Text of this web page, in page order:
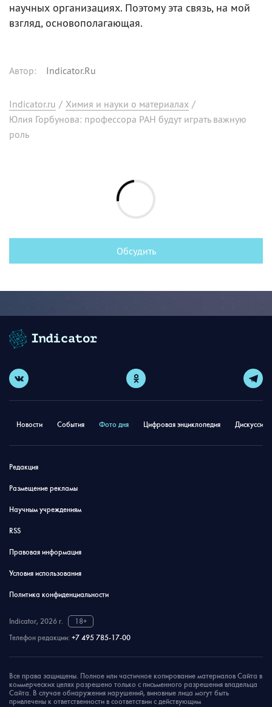
научных организациях. Поэтому эта связь, на мой
взгляд, основополагающая.
Автор: Indicator.Ru
Indicator.ru / Химия и науки о материалах /
Юлия Горбунова: профессора РАН будут играть важную
роль
Обсудить
Новости События Фото дня Цифровая энциклопедия
Редакция
Размещение рекламы
Научным учреждениям
RSS
Правовая информация
Условия использования
Политика конфиденциальности
Indicator, 2026 г.
18+
Телефон редакции: +7 495 785-17-00
Все права защищены. Полное или частичное копирование материалов Сайта в
коммерческих целях разрешено только с письменного разрешения владельца
Сайта. В случае обнаружения нарушений, виновные лица могут быть
привлечены к ответственности в соответствии с действующим